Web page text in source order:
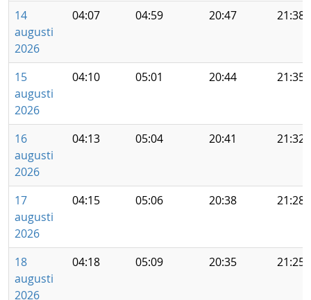
14
augusti
2026
04:07 04:59 20:47 21:38
15
augusti
2026
04:10 05:01 20:44 21:35
16
augusti
2026
04:13 05:04 20:41 21:32
17
augusti
2026
04:15 05:06 20:38 21:28
18
augusti
2026
04:18 05:09 20:35 21:25